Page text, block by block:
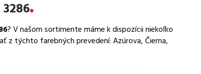
? V našom sortimente máme k dispozícii niekoľko
z týchto farebných prevedení: Azúrova, Čierna,